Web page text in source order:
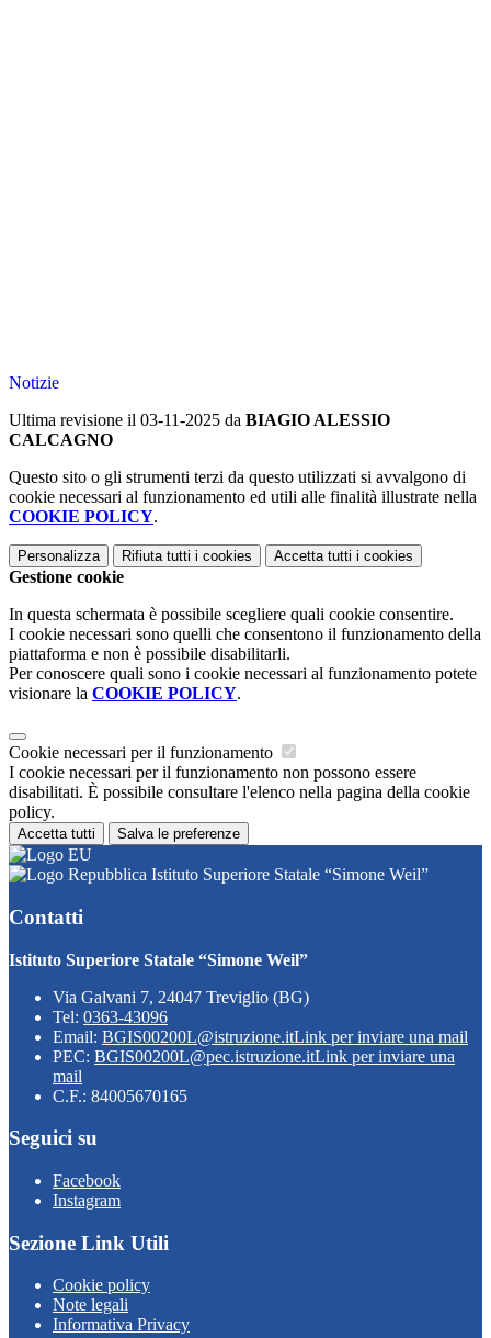
Notizie
Ultima revisione il 03-11-2025 da BIAGIO ALESSIO
CALCAGNO
Questo sito o gli strumenti terzi da questo utilizzati si avvalgono di
cookie necessari al funzionamento ed utili alle finalità illustrate nella
COOKIE POLICY.
Personalizza Rifiuta tutti i cookies Accetta tutti i cookies
Gestione cookie
In questa schermata è possibile scegliere quali cookie consentire.
I cookie necessari sono quelli che consentono il funzionamento della
piattaforma e non è possibile disabilitarli.
Per conoscere quali sono i cookie necessari al funzionamento potete
visionare la COOKIE POLICY.
Cookie necessari per il funzionamento
I cookie necessari per il funzionamento non possono essere
disabilitati. È possibile consultare l'elenco nella pagina della cookie
policy.
Accetta tutti Salva le preferenze
Istituto Superiore Statale “Simone Weil”
Contatti
Istituto Superiore Statale “Simone Weil”
Via Galvani 7, 24047 Treviglio (BG)
Tel: 0363-43096
Email: BGIS00200L@istruzione.itLink per inviare una mail
PEC: BGIS00200L@pec.istruzione.itLink per inviare una
mail
C.F.: 84005670165
Seguici su
Facebook
Instagram
Sezione Link Utili
Cookie policy
Note legali
Informativa Privacy